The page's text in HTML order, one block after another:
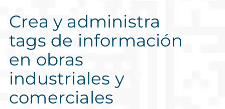
Crea y administra
tags de información
en obras
industriales y
comerciales